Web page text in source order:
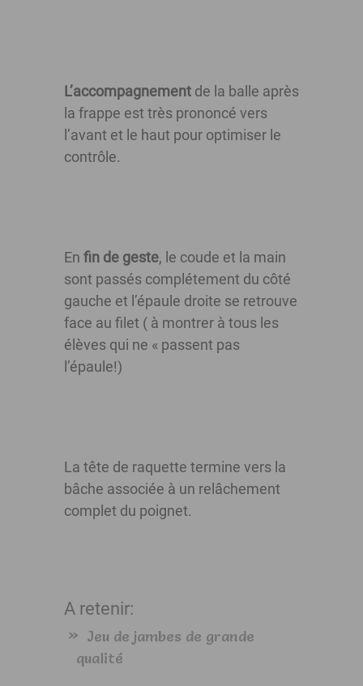
L’accompagnement de la balle après
la frappe est très prononcé vers
l’avant et le haut pour optimiser le
contrôle.
En fin de geste, le coude et la main
sont passés complétement du côté
gauche et l’épaule droite se retrouve
face au filet ( à montrer à tous les
élèves qui ne « passent pas
l’épaule!)
La tête de raquette termine vers la
bâche associée à un relâchement
complet du poignet.
A retenir:
Jeu de jambes de grande
qualité